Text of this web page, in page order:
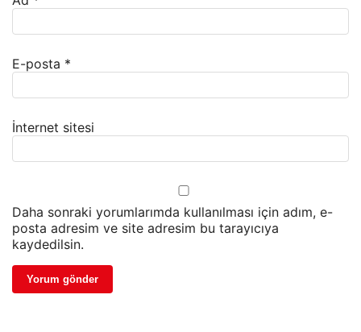
E-posta *
İnternet sitesi
Daha sonraki yorumlarımda kullanılması için adım, e-
posta adresim ve site adresim bu tarayıcıya
kaydedilsin.